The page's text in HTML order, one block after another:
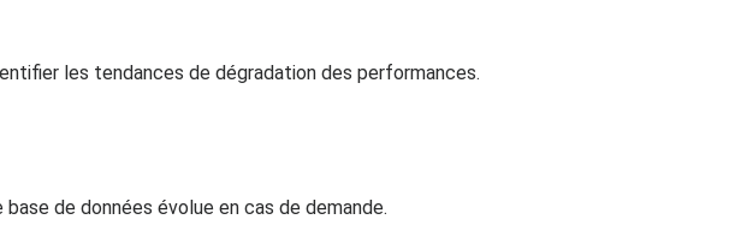
les tendances de dégradation des performances.
de données évolue en cas de demande.